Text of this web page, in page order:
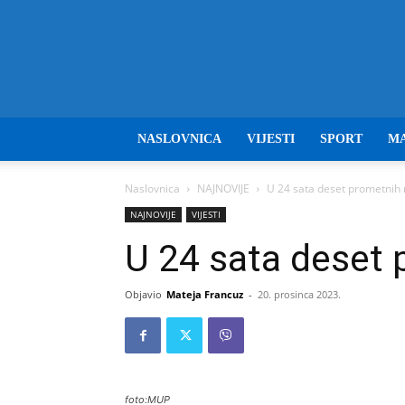
NASLOVNICA VIJESTI SPORT
Naslovnica NAJNOVIJE U 24 sata deset prometnih
NAJNOVIJE VIJESTI
U 24 sata deset
Objavio Mateja Francuz - 20. prosinca 2023.
foto:MUP